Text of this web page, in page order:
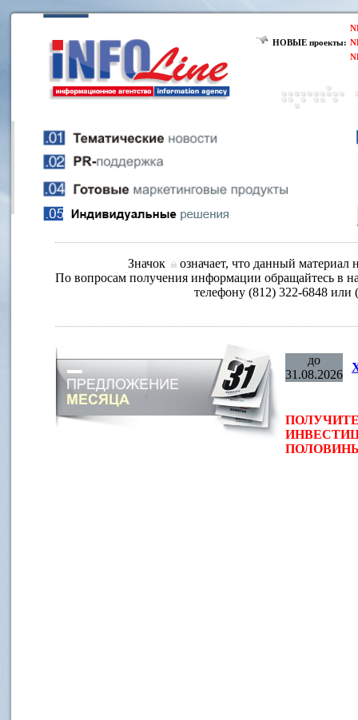
НОВЫЕ проекты:
Значок
означает, что данный материал
По вопросам получения информации обращайтесь в
телефону (812) 322-6848 или
до
31.08.2026
ПОЛОВИНЫ